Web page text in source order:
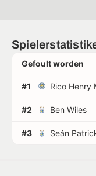
Gefoult worden
#1 Rico Henry
#2 Ben Wiles
#3 Seán